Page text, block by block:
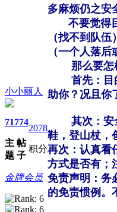
小小丽人
71
主
题
774
帖
子
2078
积分
金牌会员
多麻烦仍之安
不要觉得目
（找不到队
（一个人落
那么要怎样
首先：目的
助你？况且你
其次：安全
鞋，登山杖，
再次：认真看
方式是否有；
免责声明：务
的免责惯例。